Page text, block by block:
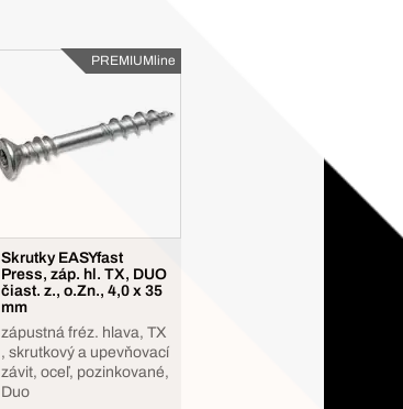
PREMIUMline
Skrutky EASYfast
Press, záp. hl. TX, DUO
čiast. z., o.Zn., 4,0 x 35
mm
zápustná fréz. hlava, TX
, skrutkový a upevňovací
závit, oceľ, pozinkované,
Duo